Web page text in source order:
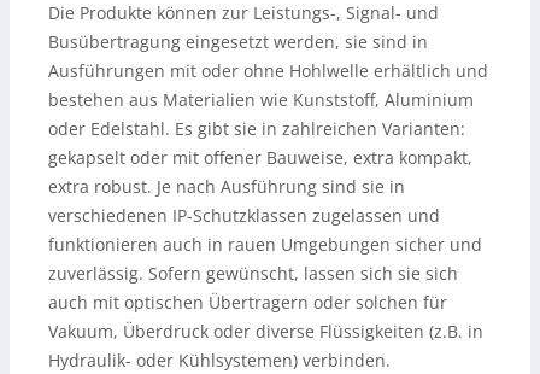
Die Produkte können zur Leistungs-, Signal- und
Busübertragung eingesetzt werden, sie sind in
Ausführungen mit oder ohne Hohlwelle erhältlich und
bestehen aus Materialien wie Kunststoff, Aluminium
oder Edelstahl. Es gibt sie in zahlreichen Varianten:
gekapselt oder mit offener Bauweise, extra kompakt,
extra robust. Je nach Ausführung sind sie in
verschiedenen IP-Schutzklassen zugelassen und
funktionieren auch in rauen Umgebungen sicher und
zuverlässig. Sofern gewünscht, lassen sich sie sich
auch mit optischen Übertragern oder solchen für
Vakuum, Überdruck oder diverse Flüssigkeiten (z.B. in
Hydraulik- oder Kühlsystemen) verbinden.